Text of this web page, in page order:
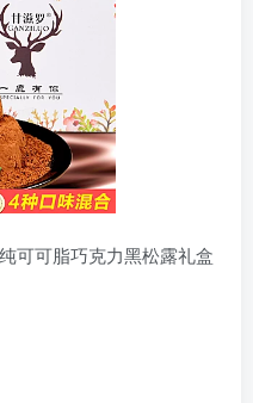
可可脂巧克力黑松露礼盒